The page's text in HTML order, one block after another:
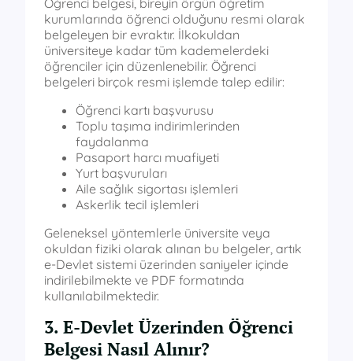
kurumlarında öğrenci olduğunu resmi olarak
belgeleyen bir evraktır. İlkokuldan
üniversiteye kadar tüm kademelerdeki
öğrenciler için düzenlenebilir. Öğrenci
belgeleri birçok resmi işlemde talep edilir:
Öğrenci kartı başvurusu
Toplu taşıma indirimlerinden
faydalanma
Pasaport harcı muafiyeti
Yurt başvuruları
Aile sağlık sigortası işlemleri
Askerlik tecil işlemleri
Geleneksel yöntemlerle üniversite veya
okuldan fiziki olarak alınan bu belgeler, artık
e-Devlet sistemi üzerinden saniyeler içinde
indirilebilmekte ve PDF formatında
kullanılabilmektedir.
3. E-Devlet Üzerinden Öğrenci
Belgesi Nasıl Alınır?